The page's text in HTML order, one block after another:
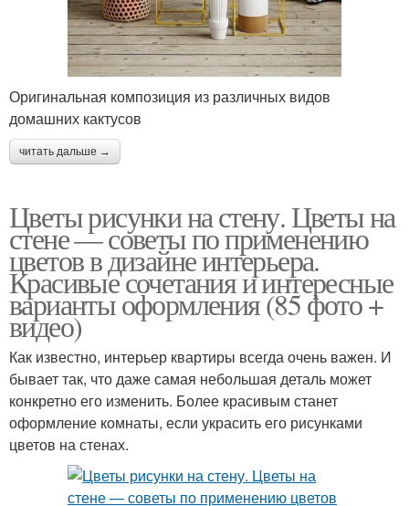
Оригинальная композиция из различных видов
домашних кактусов
читать дальше →
Цветы рисунки на стену. Цветы на
стене — советы по применению
цветов в дизайне интерьера.
Красивые сочетания и интересные
варианты оформления (85 фото +
видео)
Как известно, интерьер квартиры всегда очень важен. И
бывает так, что даже самая небольшая деталь может
конкретно его изменить. Более красивым станет
оформление комнаты, если украсить его рисунками
цветов на стенах.